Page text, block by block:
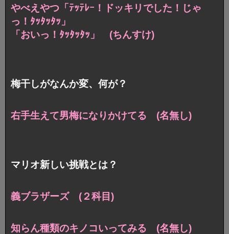
やべえやつ「ﾃｯﾃﾚｰ！ドッキリでした！じゃ
っ！ﾀｯﾀｯﾀｯ」
「おいっ！ﾀｯﾀｯﾀｯ」 (ちんすけ)
梅干しがなんか変、何が？
右手生えて男梅になりかけてる (名無し)
マリオ新しい挑戦とは？
義ブラザーズ (２科目)
知らん種類のキノコいってみる (名無し)